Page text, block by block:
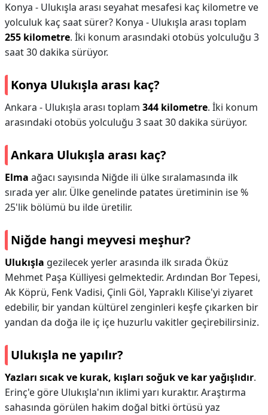
Konya - Ulukışla arası seyahat mesafesi kaç kilometre ve
yolculuk kaç saat sürer? Konya - Ulukışla arası toplam
255 kilometre. İki konum arasındaki otobüs yolculuğu 3
saat 30 dakika sürüyor.
Konya Ulukışla arası kaç?
Ankara - Ulukışla arası toplam 344 kilometre. İki konum
arasındaki otobüs yolculuğu 3 saat 30 dakika sürüyor.
Ankara Ulukışla arası kaç?
Elma ağacı sayısında Niğde ili ülke sıralamasında ilk
sırada yer alır. Ülke genelinde patates üretiminin ise %
25'lik bölümü bu ilde üretilir.
Niğde hangi meyvesi meşhur?
Ulukışla gezilecek yerler arasında ilk sırada Öküz
Mehmet Paşa Külliyesi gelmektedir. Ardından Bor Tepesi,
Ak Köprü, Fenk Vadisi, Çinli Göl, Yapraklı Kilise'yi ziyaret
edebilir, bir yandan kültürel zenginleri keşfe çıkarken bir
yandan da doğa ile iç içe huzurlu vakitler geçirebilirsiniz.
Ulukışla ne yapılır?
Yazları sıcak ve kurak, kışları soğuk ve kar yağışlıdır.
Erinç'e göre Ulukışla'nın iklimi yarı kuraktır. Araştırma
sahasında görülen hakim doğal bitki örtüsü yaz